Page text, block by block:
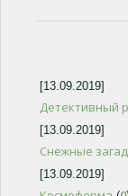
[13.09.2019]
Детективный
[13.09.2019]
Снежные
[13.09.2019]